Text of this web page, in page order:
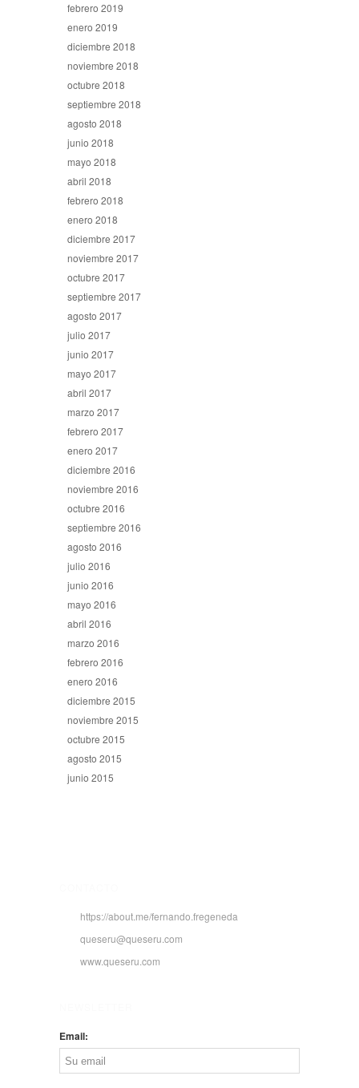
febrero 2019
enero 2019
diciembre 2018
noviembre 2018
octubre 2018
septiembre 2018
agosto 2018
junio 2018
mayo 2018
abril 2018
febrero 2018
enero 2018
diciembre 2017
noviembre 2017
octubre 2017
septiembre 2017
agosto 2017
julio 2017
junio 2017
mayo 2017
abril 2017
marzo 2017
febrero 2017
enero 2017
diciembre 2016
noviembre 2016
octubre 2016
septiembre 2016
agosto 2016
julio 2016
junio 2016
mayo 2016
abril 2016
marzo 2016
febrero 2016
enero 2016
diciembre 2015
noviembre 2015
octubre 2015
agosto 2015
junio 2015
https://about.me/fernando.fregeneda
queseru@queseru.com
www.queseru.com
Email: